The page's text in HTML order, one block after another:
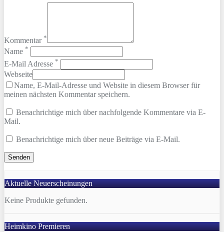
Kommentar *
Name *
E-Mail Adresse *
Webseite
Name, E-Mail-Adresse und Website in diesem Browser für
meinen nächsten Kommentar speichern.
Benachrichtige mich über nachfolgende Kommentare via E-
Mail.
Benachrichtige mich über neue Beiträge via E-Mail.
Aktuelle Neuerscheinungen
Keine Produkte gefunden.
Heimkino Premieren